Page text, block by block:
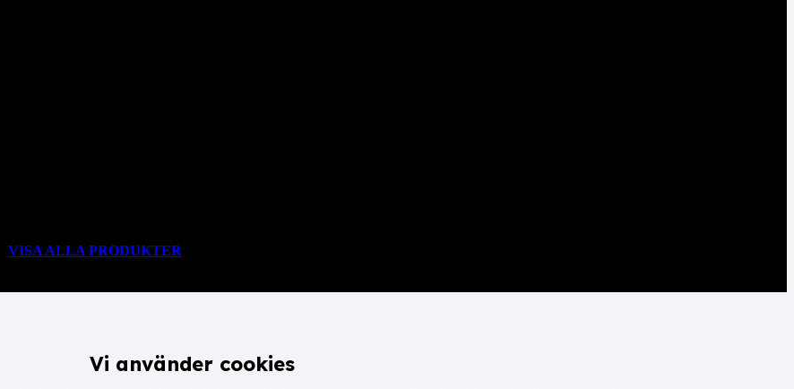
VISA ALLA PRODUKTER
Vi använder cookies